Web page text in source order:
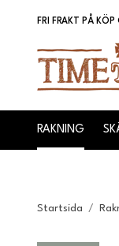
FRI FRAKT PÅ
RAKNING
Startsida /